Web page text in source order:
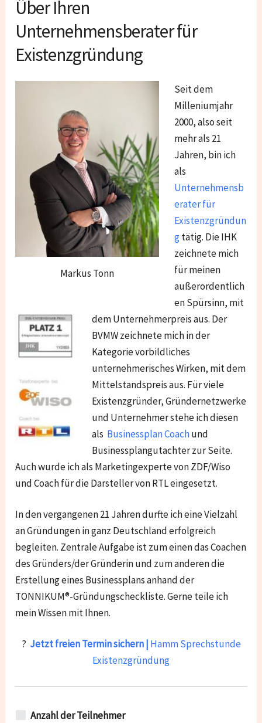
Über Ihren
Unternehmensberater für
Existenzgründung
Markus Tonn
Seit dem
Milleniumjahr
2000, also seit
mehr als 21
Jahren, bin ich
als
Unternehmensb
erater für
Existenzgründun
gtätig. Die IHK
zeichnete mich
für meinen
außerordentlich
en Spürsinn, mit
dem Unternehmerpreis aus. Der
BVMW zeichnete mich in der
Kategorie vorbildliches
unternehmerisches Wirken, mit dem
Mittelstandspreis aus. Für viele
Existenzgründer, Gründernetzwerke
und Unternehmer stehe ich diesen
als Businessplan Coachund
Businessplangutachter zur Seite.
Auch wurde ich als Marketingexperte von ZDF/Wiso
und Coach für die Darsteller von RTL eingesetzt.
In den vergangenen 21 Jahren durfte ich eine Vielzahl
an Gründungen in ganz Deutschland erfolgreich
begleiten. Zentrale Aufgabe ist zum einen das Coachen
des Gründers/der Gründerin und zum anderen die
Erstellung eines Businessplans anhand der
TONNIKUM®-Gründungscheckliste. Gerne teile ich
mein Wissen mit Ihnen.
? Jetzt freien Termin sichern | Hamm Sprechstunde
Existenzgründung
Anzahl der Teilnehmer